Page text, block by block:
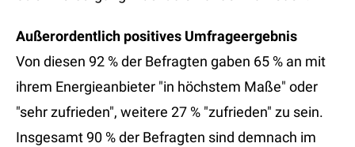
Außerordentlich positives Umfrageergebnis
Von diesen 92 % der Befragten gaben 65 % an mit
ihrem Energieanbieter "in höchstem Maße" oder
"sehr zufrieden", weitere 27 % "zufrieden" zu sein.
Insgesamt 90 % der Befragten sind demnach im